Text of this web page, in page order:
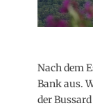
Nach dem
Bank aus.
der